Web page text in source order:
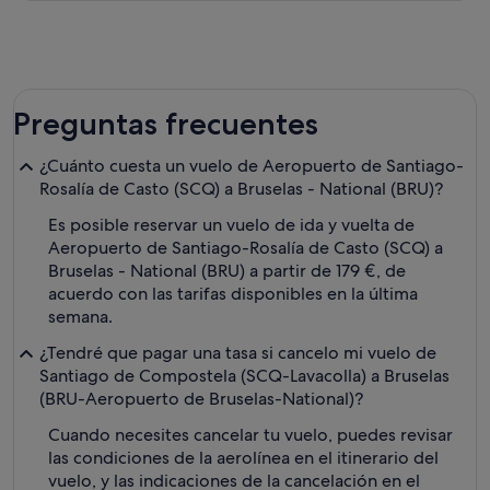
Preguntas frecuentes
¿Cuánto cuesta un vuelo de Aeropuerto de Santiago-
Rosalía de Casto (SCQ) a Bruselas - National (BRU)?
Es posible reservar un vuelo de ida y vuelta de
Aeropuerto de Santiago-Rosalía de Casto (SCQ) a
Bruselas - National (BRU) a partir de 179 €, de
acuerdo con las tarifas disponibles en la última
semana.
¿Tendré que pagar una tasa si cancelo mi vuelo de
Santiago de Compostela (SCQ-Lavacolla) a Bruselas
(BRU-Aeropuerto de Bruselas-National)?
Cuando necesites cancelar tu vuelo, puedes revisar
las condiciones de la aerolínea en el itinerario del
vuelo, y las indicaciones de la cancelación en el